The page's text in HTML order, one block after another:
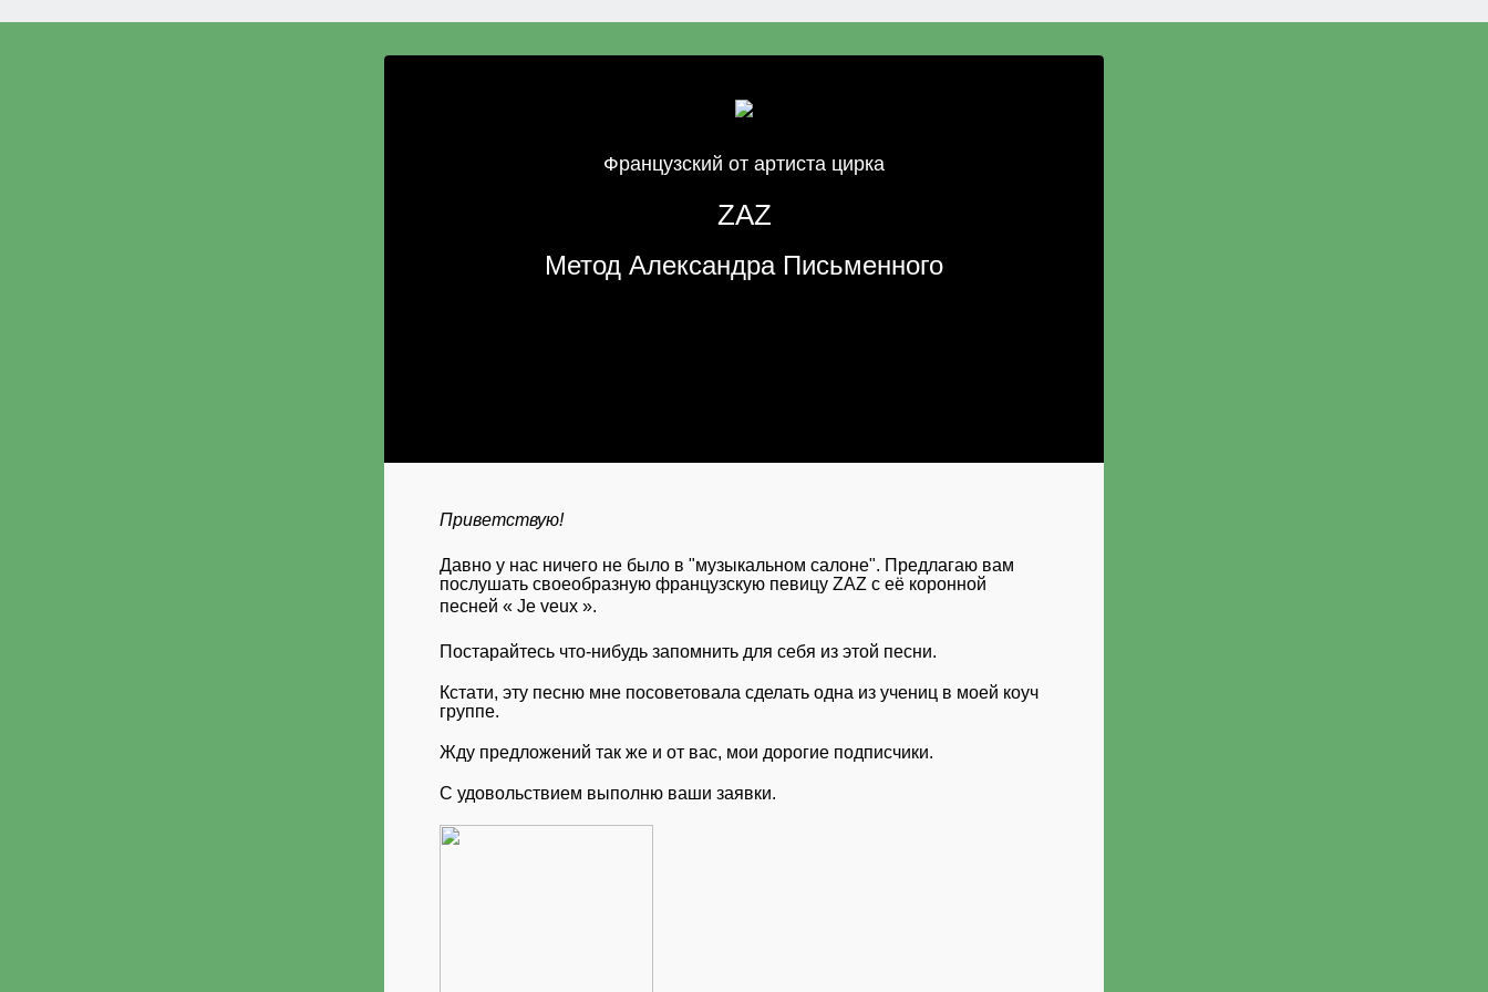
Французский от артиста цирка
ZAZ
Метод Александра Письменного
Приветствую!
Давно у нас ничего не было в "музыкальном салоне". Предлагаю вам
послушать своеобразную французскую певицу ZAZ с её коронной
песней « Je veux ».
Постарайтесь что-нибудь запомнить для себя из этой песни.
Кстати, эту песню мне посоветовала сделать одна из учениц в моей коуч
группе.
Жду предложений так же и от вас, мои дорогие подписчики.
С удовольствием выполню ваши заявки.